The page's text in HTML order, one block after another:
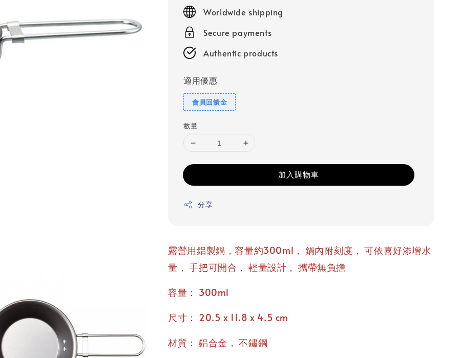
priceWorldwide shipping
Secure payments
Authentic products
適用優惠
會員回饋金
數量
加入購物車
分享
露營用鋁製鍋，容量約300ml ， 鍋內附刻度 ， 可依喜好添增水
量 ， 手把可開合 ， 輕量設計 ， 攜帶無負擔
容量 ： 300ml
尺寸 ： 20.5 x 11.8 x 4.5 cm
材質 ： 鋁合金 ， 不鏽鋼